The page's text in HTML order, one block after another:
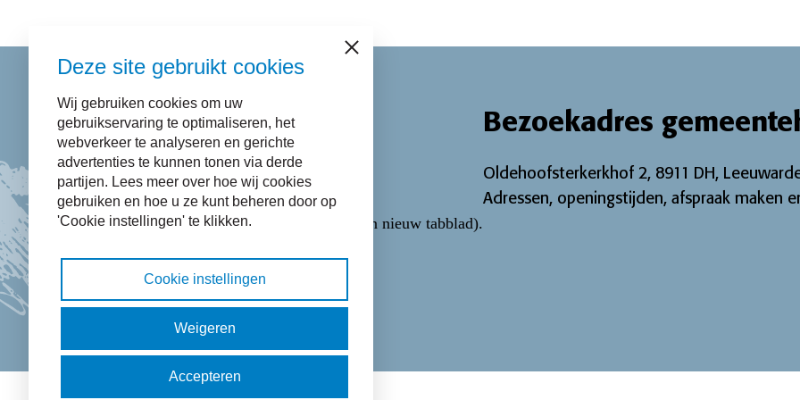
Contact
14 058
E-mail via hetContactformulier
WhatsApp via06-43365223 (opent in nieuw tabblad).
Facebook pictogram: bekijk onze Facebook pagina
Twitter pictogram: bekijk onze Twitter pagina
Bezoekadres
Oldehoofsterkerkhof 2, 8911 DH,
Adressen, openingstijden, afspraak maken
Deze site gebruikt cookies
Wij gebruiken cookies om uw
gebruikservaring te optimaliseren, het
webverkeer te analyseren en gerichte
advertenties te kunnen tonen via derde
partijen. Lees meer over hoe wij cookies
gebruiken en hoe u ze kunt beheren door op
'Cookie instellingen' te klikken.
Sluiten
Cookie instellingen
Weigeren
Accepteren